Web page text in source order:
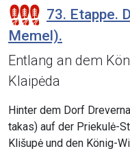
73. Etappe.
Memel).
Entlang an dem
Klaipėda
Hinter dem Dorf
takas) auf der Priekulė-
Klišupė und den König-